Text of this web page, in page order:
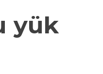
yük